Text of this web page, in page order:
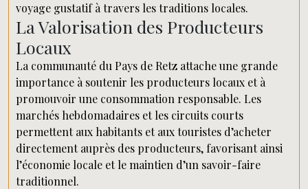
voyage gustatif à travers les traditions locales.
La Valorisation des Producteurs
Locaux
La communauté du Pays de Retz attache une grande
importance à soutenir les producteurs locaux et à
promouvoir une consommation responsable. Les
marchés hebdomadaires et les circuits courts
permettent aux habitants et aux touristes d’acheter
directement auprès des producteurs, favorisant ainsi
l’économie locale et le maintien d’un savoir-faire
traditionnel.